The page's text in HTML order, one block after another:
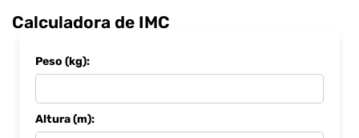
Calculadora de IMC
Peso (kg):
Altura (m):